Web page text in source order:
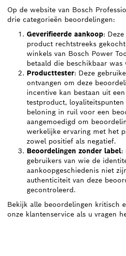
Op de website van Bosch
drie categorieën beoordelingen:
Geverifieerde aankoop:
product rechtstreeks
winkels van Bosch Power
betaald die beschikbaar was
Producttester: Deze
ontvangen om deze
incentive kan bestaan uit
testproduct,
beloning in ruil voor een
aangemoedigd om
werkelijke ervaring met het
zowel positief als negatief.
Beoordelingen zonder label:
gebruikers van wie de
aankoopgeschiedenis niet
authenticiteit van deze
gecontroleerd.
Bekijk alle beoordelingen kritisch
onze klantenservice als u vragen